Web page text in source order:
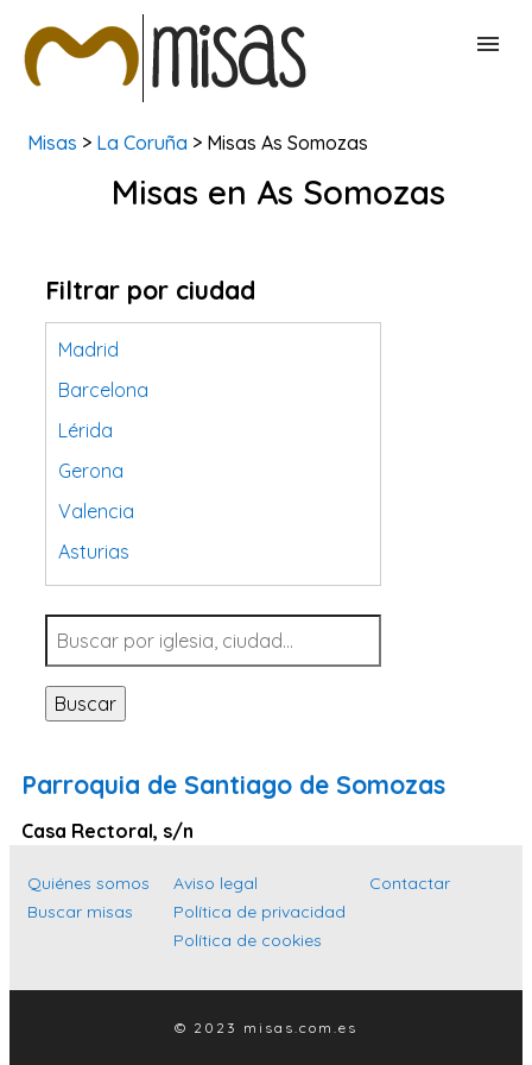
BUSCAR MISAS
Misas > La Coruña > Misas As Somozas
Misas en As Somozas
Filtrar por ciudad
Madrid
Barcelona
Lérida
Gerona
Valencia
Asturias
Tarragona
Navarra
Valladolid
Sevilla
Santa Cruz de Tenerife
Cantabria
Islas Baleares
Las Palmas
Alicante
Buscar
Parroquia de Santiago de Somozas
Casa Rectoral, s/n
Quiénes somos
Buscar misas
Aviso legal
Política de privacidad
Política de cookies
Contactar
© 2023 misas.com.es